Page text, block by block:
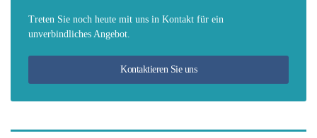
Treten Sie noch heute mit uns in Kontakt für ein
unverbindliches Angebot.
Kontaktieren Sie uns